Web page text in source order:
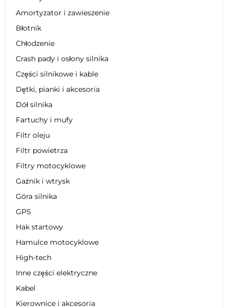
Amortyzator i zawieszenie
Błotnik
Chłodzenie
Crash pady i osłony silnika
Części silnikowe i kable
Dętki, pianki i akcesoria
Dół silnika
Fartuchy i mufy
Filtr oleju
Filtr powietrza
Filtry motocyklowe
Gaźnik i wtrysk
Góra silnika
GPS
Hak startowy
Hamulce motocyklowe
High-tech
Inne części elektryczne
Kabel
Kierownice i akcesoria